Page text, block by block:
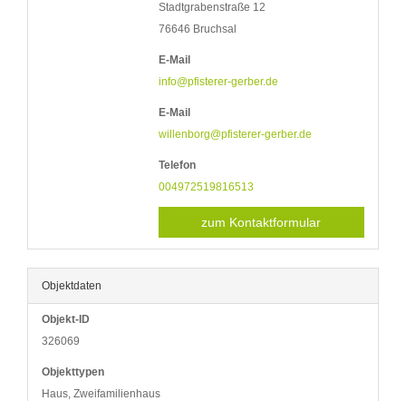
Stadtgrabenstraße 12
76646 Bruchsal
E-Mail
info@pfisterer-gerber.de
E-Mail
willenborg@pfisterer-gerber.de
Telefon
004972519816513
zum Kontaktformular
Objektdaten
Objekt-ID
326069
Objekttypen
Haus, Zweifamilienhaus